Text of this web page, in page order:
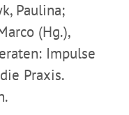
Paulina;
(Hg.),
Impulse
Praxis.